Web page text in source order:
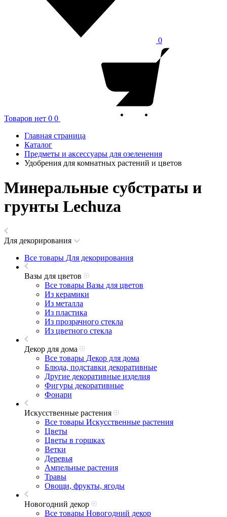
0
Товаров нет 0 0
Главная страница
Каталог
Предметы и аксессуары для озеленения
Удобрения для комнатных растений и цветов
Минеральные субстраты и
грунты Lechuza
Для декорирования
Все товары Для декорирования
Вазы для цветов
Все товары Вазы для цветов
Из керамики
Из металла
Из пластика
Из прозрачного стекла
Из цветного стекла
Декор для дома
Все товары Декор для дома
Блюда, подставки декоративные
Другие декоративные изделия
Фигуры декоративные
Фонари
Искусственные растения
Все товары Искусственные растения
Цветы
Цветы в горшках
Ветки
Деревья
Ампельные растения
Травы
Овощи, фрукты, ягоды
Новогодний декор
Все товары Новогодний декор